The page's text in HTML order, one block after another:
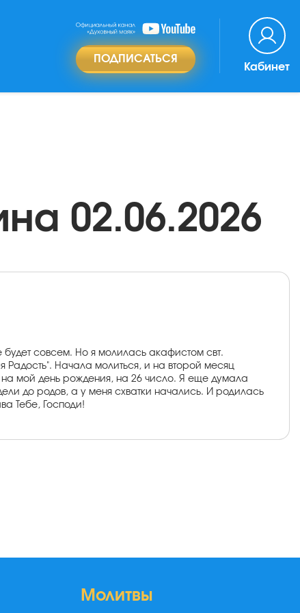
ПОДПИСАТЬСЯ
Кабинет
02.06.2026
совсем. Но я молилась акафистом свт.
Начала молиться, и на второй месяц
на мой день рождения, на 26 число. Я еще думала
до родов, а у меня схватки начались. И родилась
Тебе, Господи!
Молитвы